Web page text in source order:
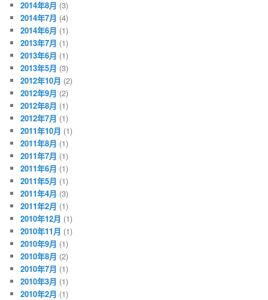
2014年8月 (3)
2014年7月 (4)
2014年6月 (1)
2013年7月 (1)
2013年6月 (1)
2013年5月 (3)
2012年10月 (2)
2012年9月 (2)
2012年8月 (1)
2012年7月 (1)
2011年10月 (1)
2011年8月 (1)
2011年7月 (1)
2011年6月 (1)
2011年5月 (1)
2011年4月 (3)
2011年2月 (1)
2010年12月 (1)
2010年11月 (1)
2010年9月 (1)
2010年8月 (2)
2010年7月 (1)
2010年3月 (1)
2010年2月 (1)